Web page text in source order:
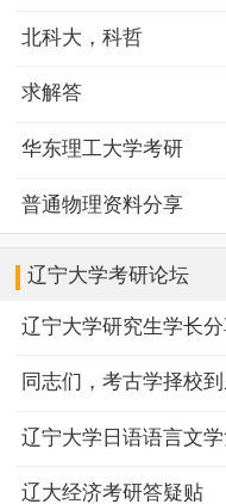
北科大，科哲
求解答
华东理工大学考研
普通物理资料分享
辽宁大学考研论坛
辽宁大学研究生学长
同志们，考古学择校
辽宁大学日语语言文
辽大经济考研答疑贴